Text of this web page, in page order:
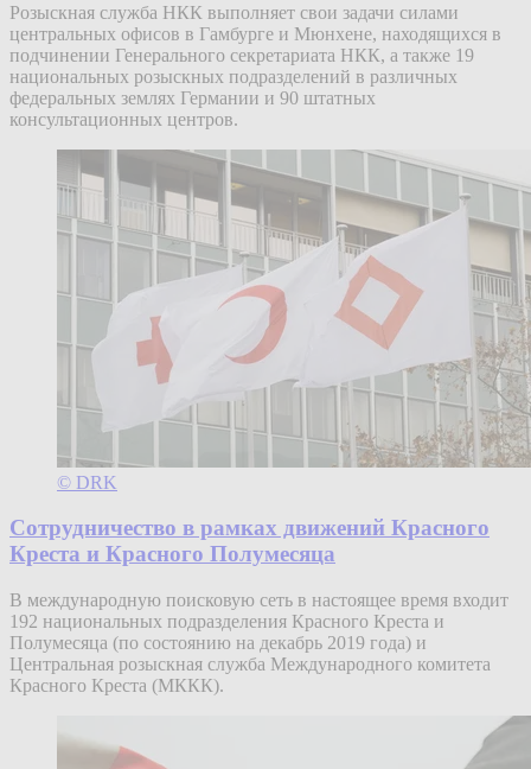
Розыскная служба НКК выполняет свои задачи силами
центральных офисов в Гамбурге и Мюнхене, находящихся в
подчинении Генерального секретариата НКК, а также 19
национальных розыскных подразделений в различных
федеральных землях Германии и 90 штатных
консультационных центров.
© DRK
Сотрудничество в рамках движений Красного
Креста и Красного Полумесяца
В международную поисковую сеть в настоящее время входит
192 национальных подразделения Красного Креста и
Полумесяца (по состоянию на декабрь 2019 года) и
Центральная розыскная служба Международного комитета
Красного Креста (МККК).